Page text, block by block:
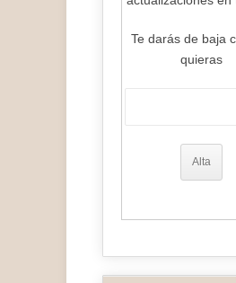
Te darás de baja
quieras